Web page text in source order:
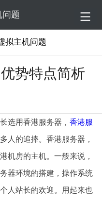
问题
拟主机问题
势特点简析
选用香港服务器，香港服
人的追捧。香港服务器，
机房的主机。一般来说，
器环境的搭建，操作系统
人站长的欢迎。用起来也